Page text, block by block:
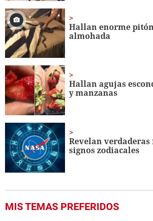
Hallan enorme
almohada
Hallan agujas
y manzanas
Revelan verdaderas
signos zodiacales
MIS TEMAS PREFERIDOS